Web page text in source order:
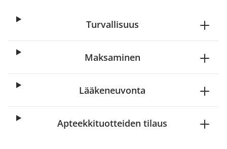
Turvallisuus
Maksaminen
Lääkeneuvonta
Apteekkituotteiden tilaus